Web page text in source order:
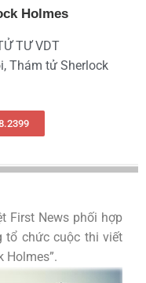
Holmes
TƯ VDT
, Thám tử Sherlock
First News phối hợp
tổ chức cuộc thi viết
Holmes”.